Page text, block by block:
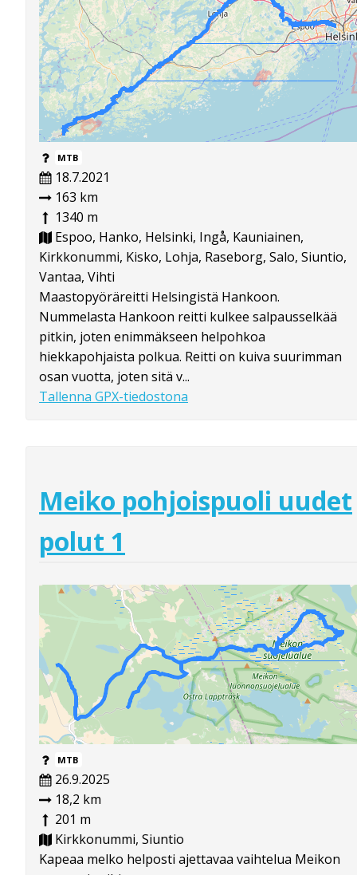
MTB
18.7.2021
163 km
1340 m
Espoo, Hanko, Helsinki, Ingå, Kauniainen,
Kirkkonummi, Kisko, Lohja, Raseborg, Salo, Siuntio,
Vantaa, Vihti
Maastopyöräreitti Helsingistä Hankoon.
Nummelasta Hankoon reitti kulkee salpausselkää
pitkin, joten enimmäkseen helpohkoa
hiekkapohjaista polkua. Reitti on kuiva suurimman
osan vuotta, joten sitä v...
Tallenna GPX-tiedostona
Meiko pohjoispuoli uudet
polut 1
MTB
26.9.2025
18,2 km
201 m
Kirkkonummi, Siuntio
Kapeaa melko helposti ajettavaa vaihtelua Meikon